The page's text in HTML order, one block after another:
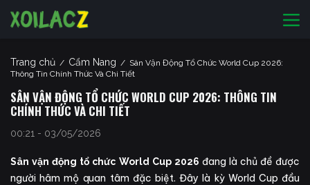
Trang chủ / Cẩm Nang / Sân Vận Động Tổ Chức World Cup 2026:
Thông Tin Chính Thức Và Chi Tiết
SÂN VẬN ĐỘNG TỔ CHỨC WORLD CUP 2026: THÔNG TIN
CHÍNH THỨC VÀ CHI TIẾT
00:21 - 03/05/2026
Sân vận động tổ chức World Cup 2026 đang là chủ đề được
người hâm mộ quan tâm đặc biệt. Đây là kỳ World Cup đầu